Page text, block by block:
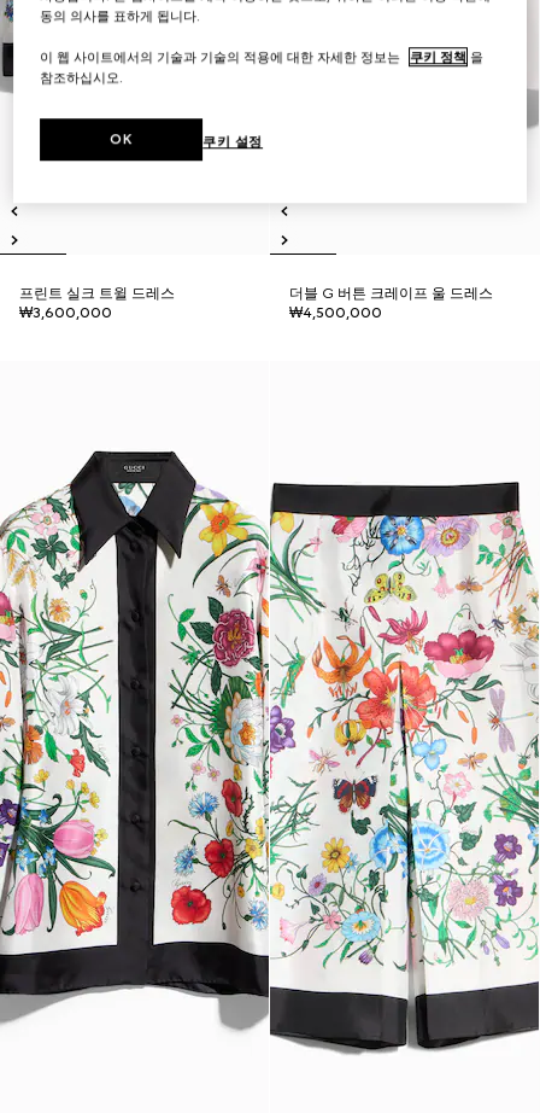
프린트 실크 트윌 드레스
₩3,600,000
더블 G 버튼 크레이프 울 드레스
₩4,500,000
동의 의사를 표하게 됩니다.
이 웹 사이트에서의 기술과 기술의 적용에 대한 자세한 정보는 쿠키 정책 을
참조하십시오.
쿠키 설정
OK